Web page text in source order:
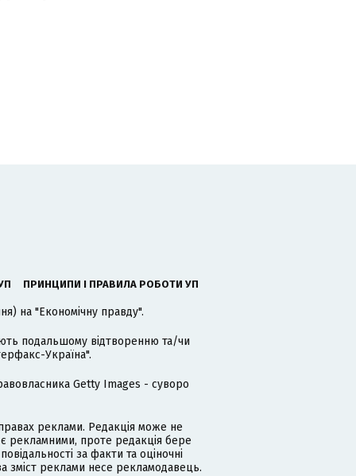
ПРИНЦИПИ І ПРАВИЛА РОБОТИ УП
на "Економічну правду".
подальшому відтворенню та/чи
Україна".
Getty Images - суворо
реклами. Редакція може не
рекламними, проте редакція бере
за факти та оціночні
зміст реклами несе рекламодавець.